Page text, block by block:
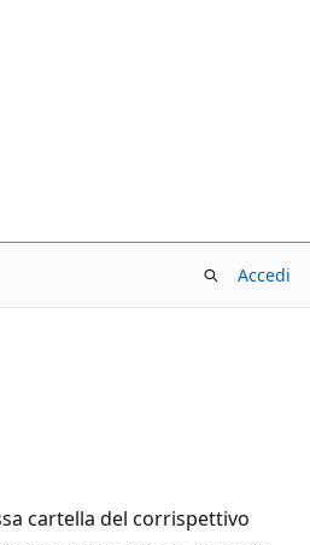
Accedi
cartella del corrispettivo